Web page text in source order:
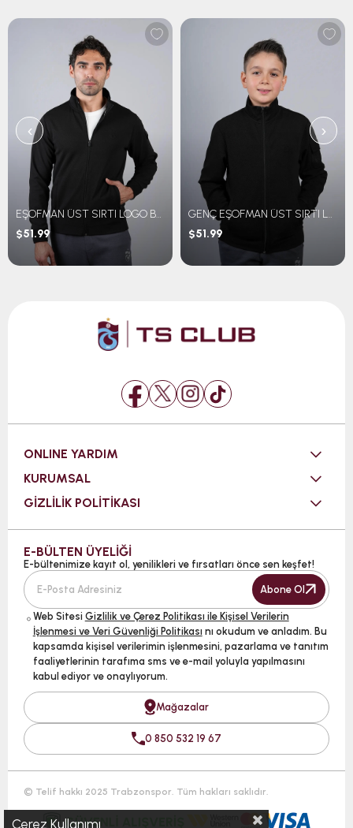
EŞOFMAN ÜST SIRTI LOGO BASKILI
$51.99
GENÇ EŞOFMAN ÜST SIRTI LOGO BASKILI
$51.99
‹ ›
ONLINE YARDIM
KURUMSAL
GİZLİLİK POLİTİKASI
E-BÜLTEN ÜYELİĞİ
E-bültenimize kayıt ol, yenilikleri ve fırsatları önce sen keşfet!
Abone Ol
Web Sitesi Gizlilik ve Çerez Politikası ile Kişisel Verilerin
İşlenmesi ve Veri Güvenliği Politikası nı okudum ve anladım. Bu
kapsamda kişisel verilerimin işlenmesini, pazarlama ve tanıtım
faaliyetlerinin tarafıma sms ve e-mail yoluyla yapılmasını
kabul ediyor ve onaylıyorum.
Mağazalar
0 850 532 19 67
© Telif hakkı 2025 Trabzonspor. Tüm hakları saklıdır.
Çerez Kullanımı